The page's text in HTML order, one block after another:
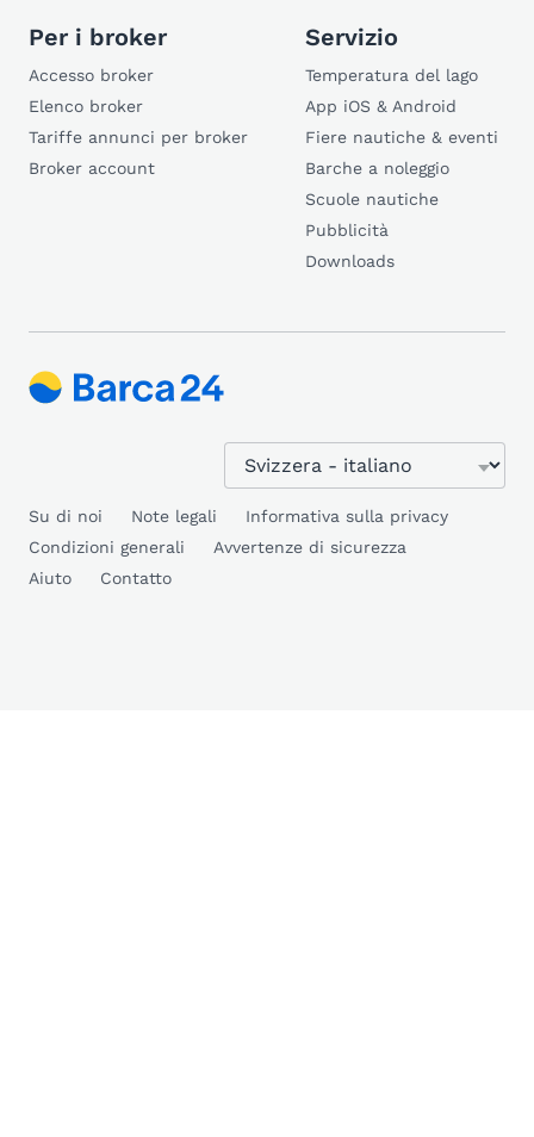
Per i broker
Accesso broker
Elenco broker
Tariffe annunci per broker
Broker account
Servizio
Temperatura del lago
App iOS & Android
Fiere nautiche & eventi
Barche a noleggio
Scuole nautiche
Pubblicità
Downloads
Su di noi Note legali
Informativa sulla privacy
Condizioni generali
Avvertenze di sicurezza
Aiuto
Contatto